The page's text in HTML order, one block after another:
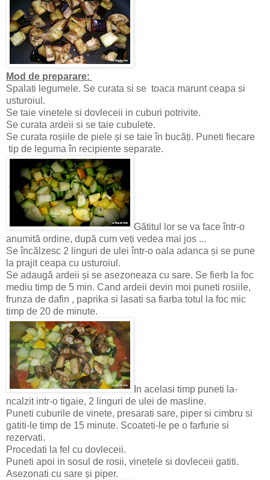
Mod de preparare:
Spalati legumele. Se curata si se toaca marunt ceapa si
usturoiul.
Se taie vinetele si dovleceii in cuburi potrivite.
Se curata ardeii si se taie cubulete.
Se curata roșiile de piele și se taie în bucăți. Puneti fiecare
tip de leguma în recipiente separate.
Gătitul lor se va face într-o
anumită ordine, după cum veți vedea mai jos ...
Se încălzesc 2 linguri de ulei într-o oala adanca și se pune
la prajit ceapa cu usturoiul.
Se adaugă ardeii și se asezoneaza cu sare. Se fierb la foc
mediu timp de 5 min. Cand ardeii devin moi puneti rosiile,
frunza de dafin , paprika si lasati sa fiarba totul la foc mic
timp de 20 de minute.
In acelasi timp puneti la-
ncalzit intr-o tigaie, 2 linguri de ulei de masline.
Puneti cuburile de vinete, presarati sare, piper si cimbru si
gatiti-le timp de 15 minute. Scoateti-le pe o farfurie si
rezervati.
Procedati la fel cu dovleceii.
Puneti apoi in sosul de rosii, vinetele si dovleceii gatiti.
Asezonati cu sare și piper.